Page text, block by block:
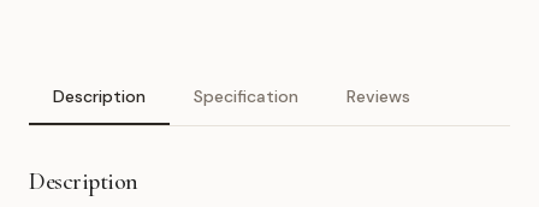
Description Specification Reviews
Description